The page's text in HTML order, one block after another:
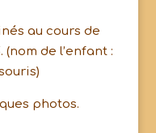
au cours de
(nom de l’enfant :
photos.